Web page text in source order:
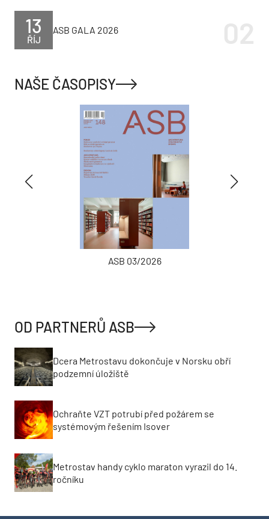
ŘÍJ
13 ASB GALA 2026
NAŠE ČASOPISY
ASB 03/2026
OD PARTNERŮ ASB
Dcera Metrostavu dokončuje v Norsku obří
podzemní úložiště
Ochraňte VZT potrubí před požárem se
systémovým řešením Isover
Metrostav handy cyklo maraton vyrazil do 14.
ročníku